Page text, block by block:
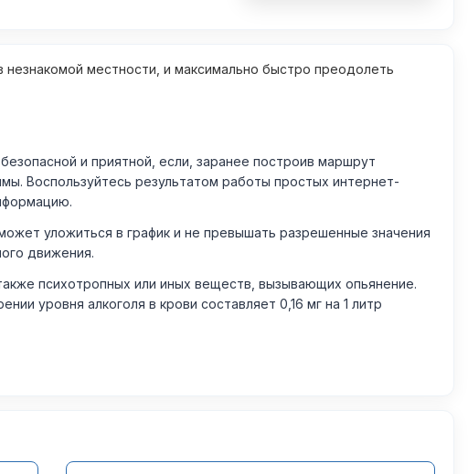
местности, и максимально быстро преодолеть
и приятной, если, заранее построив маршрут
Воспользуйтесь результатом работы простых интернет-
уложиться в график и не превышать разрешенные значения
движения.
психотропных или иных веществ, вызывающих опьянение.
уровня алкоголя в крови составляет 0,16 мг на 1 литр